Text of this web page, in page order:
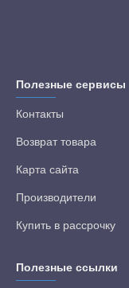
Полезные сервисы
Контакты
Возврат товара
Карта сайта
Производители
Купить в рассрочку
Полезные ссылки